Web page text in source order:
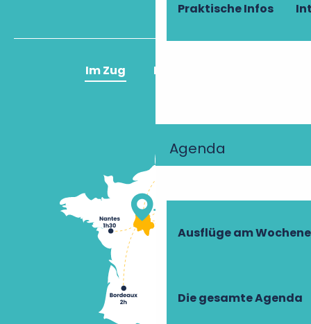
Praktische Infos
Agenda
Ausflüge am
Die gesamte Agenda
Im Zug Im Flugzeug